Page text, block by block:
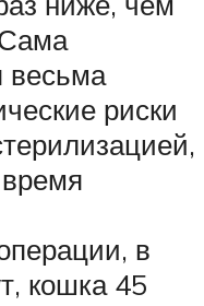
Сама
весьма
риски
в
кошка 45